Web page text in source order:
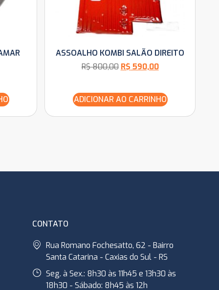
ASSOALHO KOMBI SALÃO DIREITO
R$800,00 R$ 590,00
ADICIONAR AO CARRINHO
CONTATO
Rua Romano Fochesatto, 62 - Bairro
Santa Catarina - Caxias do Sul - RS
Seg. à Sex.: 8h30 às 11h45 e 13h30 às
18h30 - Sábado: 8h45 às 12h